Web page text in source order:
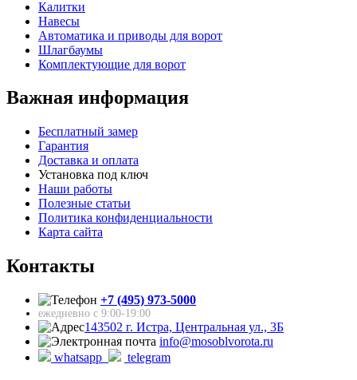
Калитки
Навесы
Автоматика и приводы для ворот
Шлагбаумы
Комплектующие для ворот
Важная информация
Бесплатный замер
Гарантия
Доставка и оплата
Установка под ключ
Наши работы
Полезные статьи
Политика конфиденциальности
Карта сайта
Контакты
+7 (495) 973-5000
ежедневно с 9:00-19:00
143502 г. Истра, Центральная ул., 3Б
info@mosoblvorota.ru
whatsapp
telegram